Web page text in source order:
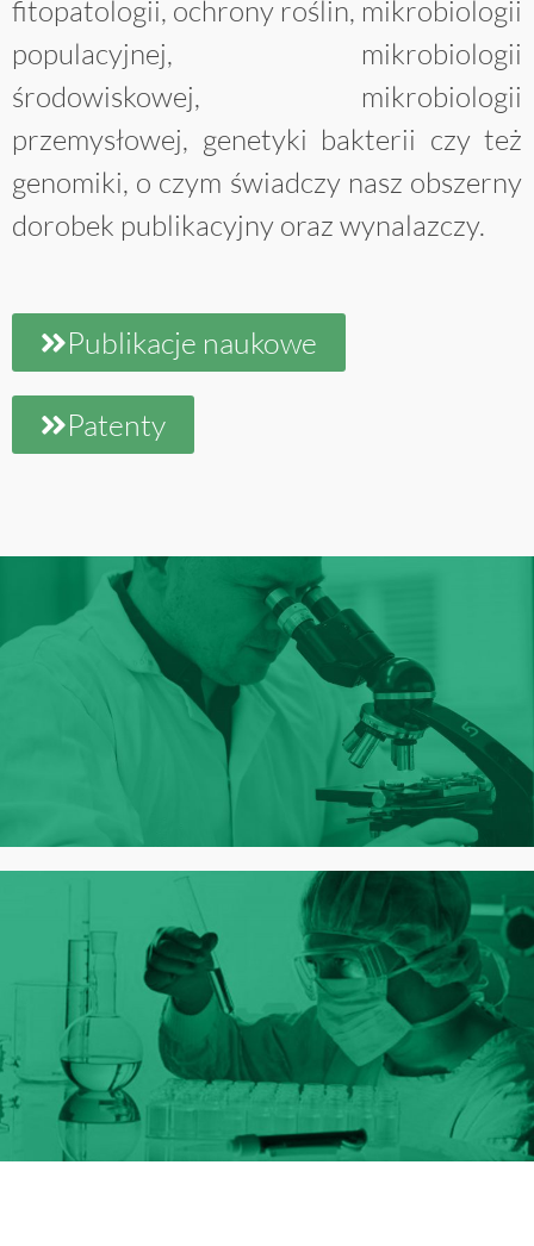
fitopatologii, ochrony roślin, mikrobiologii
populacyjnej, mikrobiologii
środowiskowej, mikrobiologii
przemysłowej, genetyki bakterii czy też
genomiki, o czym świadczy nasz obszerny
dorobek publikacyjny oraz wynalazczy.
Publikacje naukowe
Patenty